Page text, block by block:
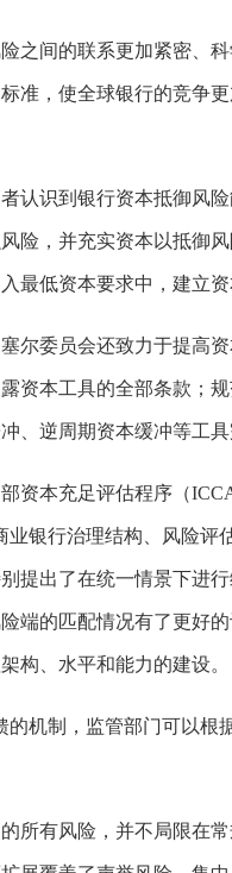
之间的联系更加紧密、
准，使全球银行的竞争
认识到银行资本抵御风
险，并充实资本以抵御
最低资本要求中，建立资
尔委员会还致力于提高
资本工具的全部条款；
、逆周期资本缓冲等工具
资本充足评估程序（
业银行治理结构、风险
提出了在统一情景下进
端的匹配情况有了更好
构、水平和能力的建设。
的机制，监管部门可以根
所有风险，并不局限在